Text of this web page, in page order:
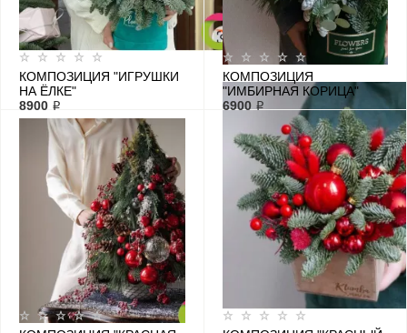
КОМПОЗИЦИЯ "ИГРУШКИ
НА ЁЛКЕ"
8900 ₽
КОМПОЗИЦИЯ
"ИМБИРНАЯ КОРИЦА"
6900 ₽